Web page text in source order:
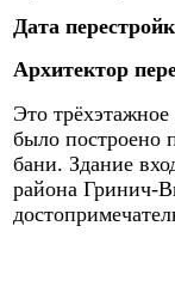
Дата пере
Архитектор
Это
было построено
бани. Здание
района Гринич-